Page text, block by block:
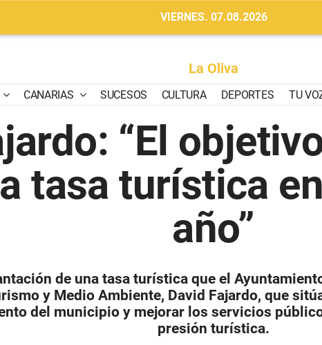
VIERNES. 07.08.2026
La Oliva
CANARIAS SUCESOS CULTURA DEPORTES TU
“El
tasa turística
año”
de una tasa turística que el
y Medio Ambiente, David Fajardo, que
del municipio y mejorar los servicios
presión turística.